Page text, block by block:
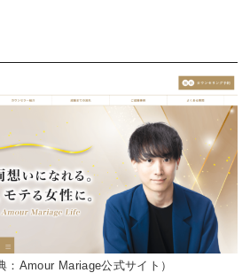
：Amour Mariage公式サイト）